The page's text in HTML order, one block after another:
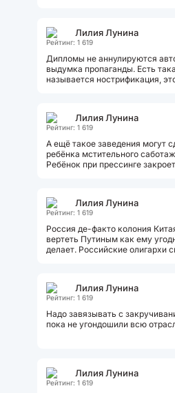
Лилия Лунина
Рейтинг: 1 619
Дипломы не аннулируются
выдумка пропаганды. Есть
называется нострификация,
Лилия Лунина
Рейтинг: 1 619
А ещё такое заведения могут
ребёнка мстительного
Ребёнок при прессинге
Лилия Лунина
Рейтинг: 1 619
Россия де-факто колония
вертеть Путиным как ему
делает. Российские олигархи
Лилия Лунина
Рейтинг: 1 619
Надо завязывать с
пока не угондошили всю
Лилия Лунина
Рейтинг: 1 619